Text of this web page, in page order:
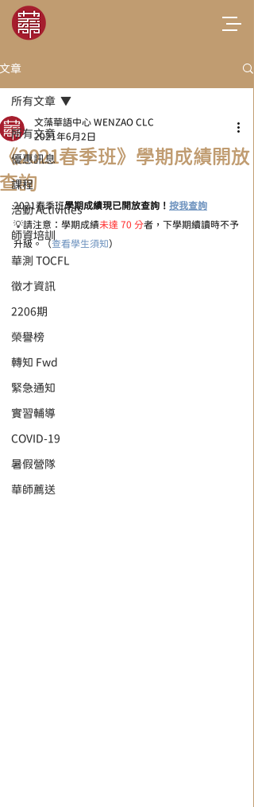
文章
所有文章
優惠訊息
課程
活動 Activities
師資培訓
華測 TOCFL
徵才資訊
2206期
榮譽榜
轉知 Fwd
緊急通知
實習輔導
COVID-19
暑假營隊
華師薦送
所有文章
《2021春季班》學期成績開放
查詢
文藻華語中心 WENZAO CLC
2021年6月2日
2021春季班學期成績現已開放查詢！ 按我查詢
💡請注意：學期成績未達 70 分者，下學期續讀時不予
升級。（查看學生須知）